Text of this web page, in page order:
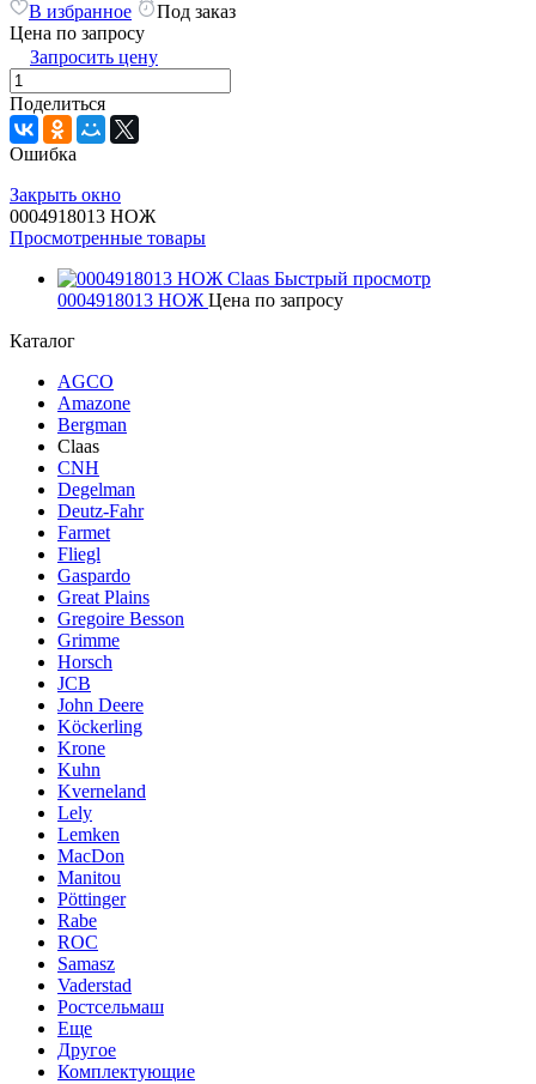
В избранное
Под заказ
Цена по запросу
Запросить цену
Поделиться
Ошибка
Закрыть окно
0004918013 НОЖ
Просмотренные товары
Быстрый просмотр
0004918013 НОЖ Цена по запросу
Каталог
AGCO
Amazone
Bergman
Claas
CNH
Degelman
Deutz-Fahr
Farmet
Fliegl
Gaspardo
Great Plains
Gregoire Besson
Grimme
Horsch
JCB
John Deere
Köckerling
Krone
Kuhn
Kverneland
Lely
Lemken
MacDon
Manitou
Pöttinger
Rabe
ROC
Samasz
Vaderstad
Ростсельмаш
Еще
Другое
Комплектующие